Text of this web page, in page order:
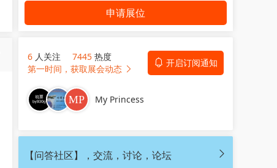
申请展位
6 人关注 7445 热度
开启订阅通知
第一时间，获取展会动态
My Princess
【问答社区】，交流，讨论，论坛